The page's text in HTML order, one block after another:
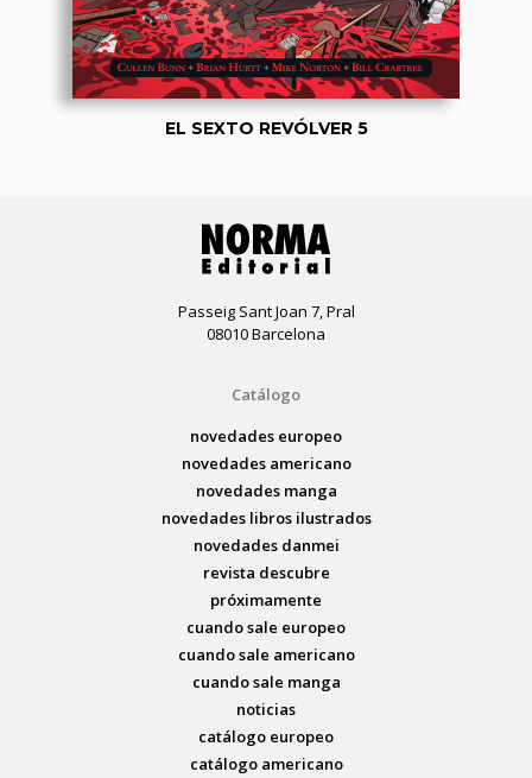
EL SEXTO REVÓLVER 5
Passeig Sant Joan 7, Pral
08010 Barcelona
Catálogo
novedades europeo
novedades americano
novedades manga
novedades libros ilustrados
novedades danmei
revista descubre
próximamente
cuando sale europeo
cuando sale americano
cuando sale manga
noticias
catálogo europeo
catálogo americano